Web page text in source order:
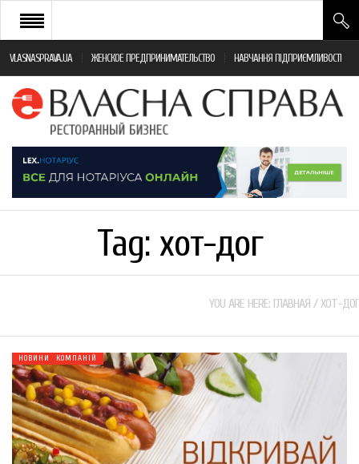
VLASNASPRAVA.UA ЖЕНСКОЕ ПРЕДПРИНИМАТЕЛЬСТВО НАВЧАННЯ ПІДПРИЄМЛИВОСТІ
НОВИНИ РЕСТОРАННОГО БІЗНЕСУ
ЯК ВІДКРИТИ ТА УСПІШНО КЕРУВАТИ
МОНІТОРИНГ ЗАКОНОДАВСТВА
Tag: хот-дог
YOU ARE HERE: ГЛАВНАЯ / ХОТ-ДОГ
НОВИНИ КОМПАНІЙ